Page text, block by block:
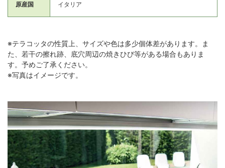
原産国 イタリア
※テラコッタの性質上、サイズや色は多少個体差があります。ま
た、若干の擦れ跡、底穴周辺の焼きひび等がある場合もありま
す。予めご了承ください。
※写真はイメージです。